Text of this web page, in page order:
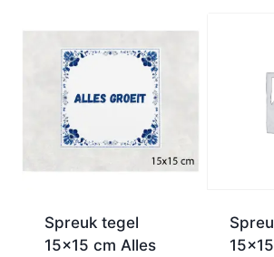
Spreuk tegel
15×15 cm Alles